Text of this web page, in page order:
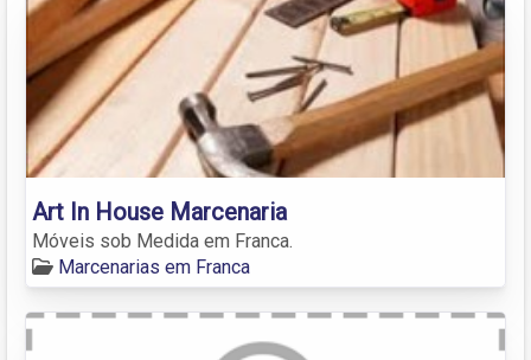
Art In House Marcenaria
Móveis sob Medida em Franca.
Marcenarias em Franca